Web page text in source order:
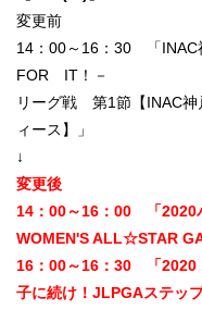
変更前
14：00～16：30 「
FOR IT！－
リーグ戦 第1節【INAC神
ィース】」
↓
変更後
14：00～16：00 「2020
WOMEN'S ALL☆STAR
16：00～16：30 「2020
子に続け！JLPGAステッ